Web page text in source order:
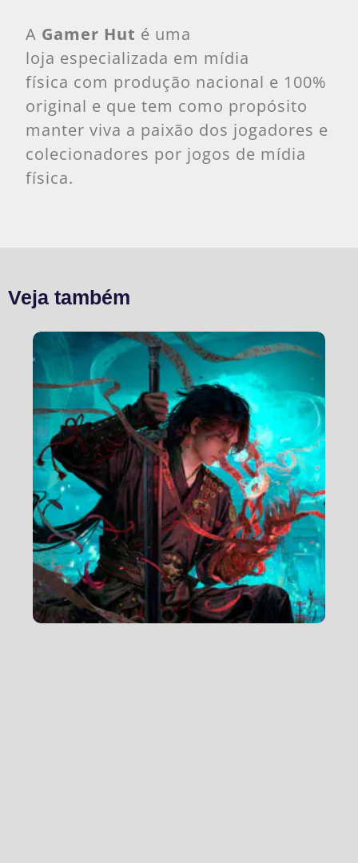
A Gamer Hut é uma
loja especializada em mídia
física com produção nacional e 100%
original e que tem como propósito
manter viva a paixão dos jogadores e
colecionadores por jogos de mídia
física.
Veja também